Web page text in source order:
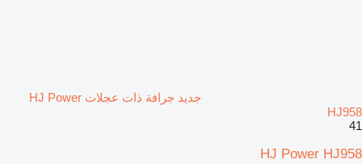
جديد جرافة ذات عجلات HJ Power
HJ958
41
HJ Power HJ958